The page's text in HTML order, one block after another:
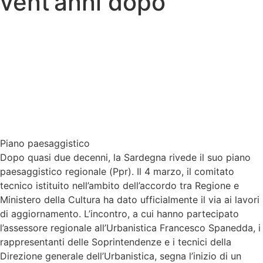
Piano paesaggistico
Dopo quasi due decenni, la Sardegna rivede il suo piano
paesaggistico regionale (Ppr). Il 4 marzo, il comitato
tecnico istituito nell’ambito dell’accordo tra Regione e
Ministero della Cultura ha dato ufficialmente il via ai lavori
di aggiornamento. L’incontro, a cui hanno partecipato
l’assessore regionale all’Urbanistica Francesco Spanedda, i
rappresentanti delle Soprintendenze e i tecnici della
Direzione generale dell’Urbanistica, segna l’inizio di un